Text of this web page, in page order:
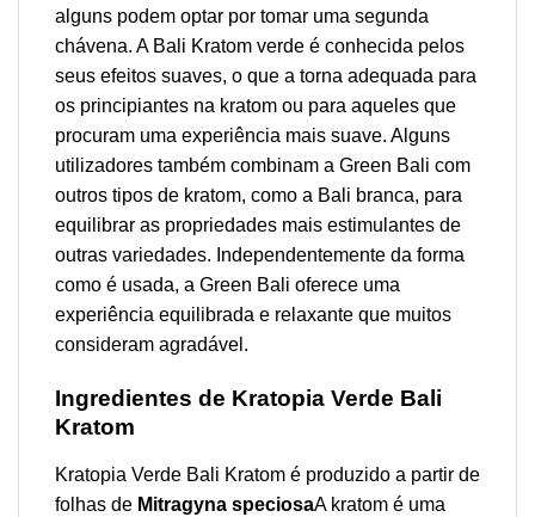
alguns podem optar por tomar uma segunda
chávena. A Bali Kratom verde é conhecida pelos
seus efeitos suaves, o que a torna adequada para
os principiantes na kratom ou para aqueles que
procuram uma experiência mais suave. Alguns
utilizadores também combinam a Green Bali com
outros tipos de kratom, como a Bali branca, para
equilibrar as propriedades mais estimulantes de
outras variedades. Independentemente da forma
como é usada, a Green Bali oferece uma
experiência equilibrada e relaxante que muitos
consideram agradável.
Ingredientes de Kratopia Verde Bali
Kratom
Kratopia Verde Bali Kratom é produzido a partir de
folhas de Mitragyna speciosaA kratom é uma